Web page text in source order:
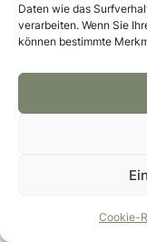
Daten wie das
verarbeiten. Wenn Sie
können bestimmte
Cookie-
©